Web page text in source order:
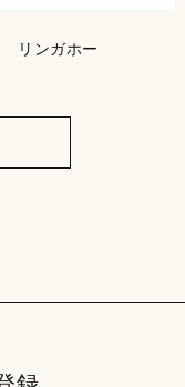
リンガホー